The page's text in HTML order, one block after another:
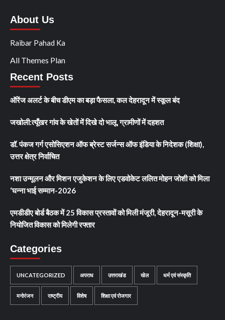
About Us
Raibar Pahad Ka
All Themes Plan
Recent Posts
ऑरेंज अलर्ट के बीच डीएम का बड़ा फैसला, कल देहरादून में स्कूल बंद
जखोली:त्यूँखर गांव के खेतों में दिखे दो भालू, ग्रामीणों में दहशत
डॉ. पंकज गर्ग एसोसिएशन ऑफ ब्रेस्ट सर्जन्स ऑफ इंडिया के निदेशक (शिक्षा),
उत्तर क्षेत्र निर्वाचित
नशा उन्मूलन और मिशन एजुकेशन के लिए एडवोकेट ललित मोहन जोशी को मिला
‘घन्ना भाई सम्मान-2026
एमडीडीए बोर्ड बैठक में 25 विकास प्रस्तावों को मिली मंजूरी, देहरादून-मसूरी के
नियोजित विकास को मिलेगी रफ्तार
Categories
UNCATEGORIZED अपराध उत्तराखंड खेल धर्म एवं संस्कृति
मनोरंजन राष्ट्रीय विशेष शिक्षा एवं रोजगार